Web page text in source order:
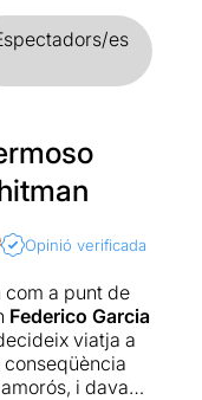
es
Opinió verificada
a punt de
Federico Garcia
viatja a
conseqüència
i davant